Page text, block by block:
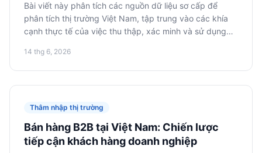
Bài viết này phân tích các nguồn dữ liệu sơ cấp để
phân tích thị trường Việt Nam, tập trung vào các khía
cạnh thực tế của việc thu thập, xác minh và sử dụng
nhập thị trường.
14 thg 6, 2026
Thâm nhập thị trường
Bán hàng B2B tại Việt Nam: Chiến lược
tiếp cận khách hàng doanh nghiệp